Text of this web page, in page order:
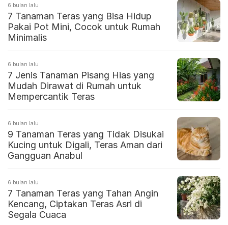
6 bulan lalu
7 Tanaman Teras yang Bisa Hidup
Pakai Pot Mini, Cocok untuk Rumah
Minimalis
6 bulan lalu
7 Jenis Tanaman Pisang Hias yang
Mudah Dirawat di Rumah untuk
Mempercantik Teras
6 bulan lalu
9 Tanaman Teras yang Tidak Disukai
Kucing untuk Digali, Teras Aman dari
Gangguan Anabul
6 bulan lalu
7 Tanaman Teras yang Tahan Angin
Kencang, Ciptakan Teras Asri di
Segala Cuaca